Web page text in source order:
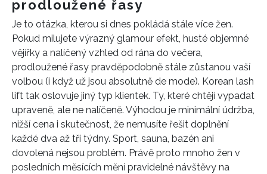
prodloužené řasy
Je to otázka, kterou si dnes pokládá stále více žen.
Pokud milujete výrazný glamour efekt, husté objemné
vějířky a nalíčený vzhled od rána do večera,
prodloužené řasy pravděpodobně stále zůstanou vaší
volbou (i když už jsou absolutně de mode). Korean lash
lift tak oslovuje jiný typ klientek. Ty, které chtějí vypadat
upraveně, ale ne nalíčeně. Výhodou je minimální údržba,
nižší cena i skutečnost, že nemusíte řešit doplnění
každé dva až tři týdny. Sport, sauna, bazén ani
dovolená nejsou problém. Právě proto mnoho žen v
posledních měsících mění pravidelné návštěvy na